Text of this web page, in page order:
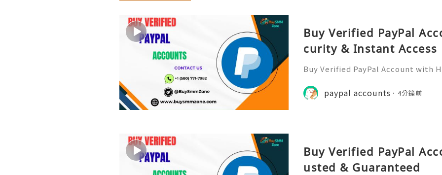
Buy Verified PayPal
curity & Instant Access
Buy Verified PayPal Account with
& Instant Access,” you get
o start sending and rece
paypal accounts 4分鐘前
Buy Verified PayPal
usted & Guaranteed